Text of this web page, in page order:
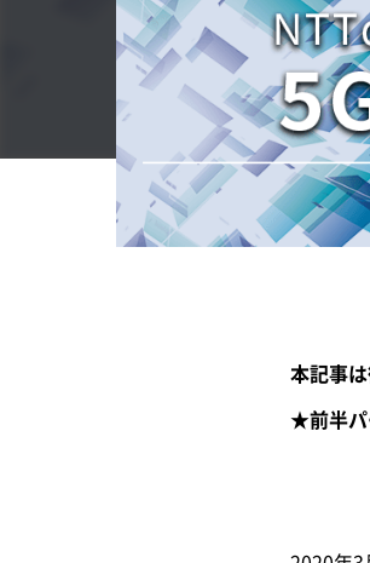
本記事は
★前半パ